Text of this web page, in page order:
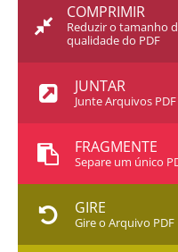
COMPRIMIR
Reduzir o tamanho
qualidade do PDF
JUNTAR
Junte Arquivos
FRAGMENTE
Separe um único
GIRE
Gire o Arquivo PDF